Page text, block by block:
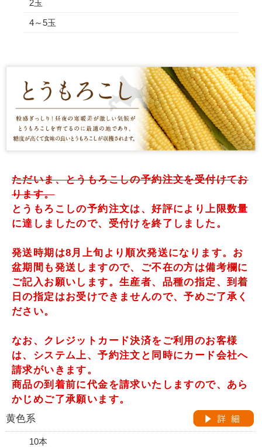
2玉
4～5玉
ただいま、とうもろこしの予約注文を受付けてお
ります。
とうもろこしの予約注文は、好評により上限数量
に達しましたので、受付けを終了しました。
発送時期は8月上旬より順次発送になります。お
盆期間も発送しますので、ご不在の方は備考欄に
ご記入お願いします。生産者、品種の指定、到着
日の指定はお受けできませんので、予めご了承く
ださい。
なお、クレジットカード決済をご利用のお客様
は、システム上、予約注文と同時にカード会社へ
請求がいきます。
商品の到着前に代金を請求いたしますので、あら
かじめご了承願います。
黄色系
10本